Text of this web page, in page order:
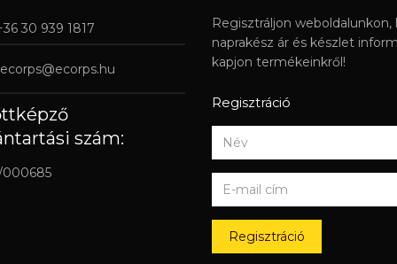
30 939 1817
ecorps@ecorps.hu
szám:
Regisztráljon weboldalunkon,
naprakész ár és készlet
kapjon termékeinkről!
Regisztráció
Regisztráció